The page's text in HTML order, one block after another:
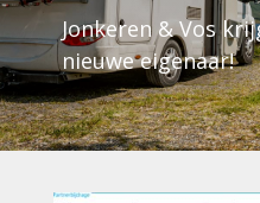
Jonkeren & Vos
nieuwe eigenaar!